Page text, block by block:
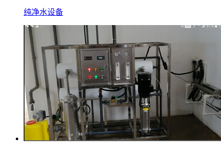
纯净水设备